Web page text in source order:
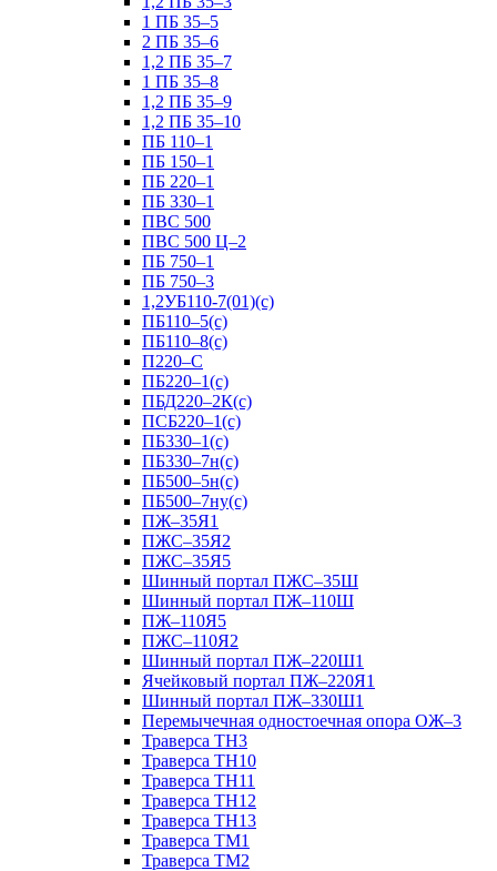
1 ПБ 35–5
2 ПБ 35–6
1,2 ПБ 35–7
1 ПБ 35–8
1,2 ПБ 35–9
1,2 ПБ 35–10
ПБ 110–1
ПБ 150–1
ПБ 220–1
ПБ 330–1
ПВС 500
ПВС 500 Ц–2
ПБ 750–1
ПБ 750–3
1,2УБ110-7(01)(с)
ПБ110–5(с)
ПБ110–8(с)
П220–С
ПБ220–1(с)
ПБД220–2К(с)
ПСБ220–1(с)
ПБ330–1(с)
ПБ330–7н(с)
ПБ500–5н(с)
ПБ500–7ну(с)
ПЖ–35Я1
ПЖС–35Я2
ПЖС–35Я5
Шинный портал ПЖС–35Ш
Шинный портал ПЖ–110Ш
ПЖ–110Я5
ПЖС–110Я2
Шинный портал ПЖ–220Ш1
Ячейковый портал ПЖ–220Я1
Шинный портал ПЖ–330Ш1
Перемычечная одностоечная опора ОЖ–3
Траверса ТН3
Траверса ТН10
Траверса ТН11
Траверса ТН12
Траверса ТН13
Траверса ТМ1
Траверса ТМ2